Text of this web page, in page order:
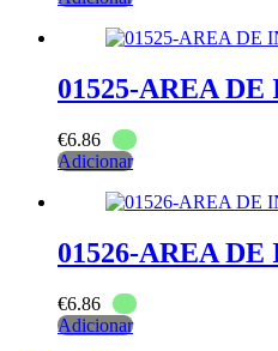
01525-AREA
€6.86
Adicionar
01526-AREA
€6.86
Adicionar